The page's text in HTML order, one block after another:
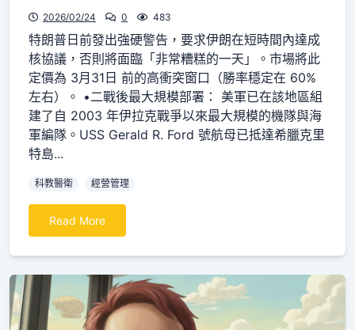
2026/02/24 0 483
特朗普日前發出強硬警告，要求伊朗在短時間內達成
核協議，否則將面臨「非常糟糕的一天」。市場將此
定價為 3月31日 前的高衝突窗口（勝率穩定在 60%
左右）。 •二戰後最大規模部署： 美軍已在該地區組
建了自 2003 年伊拉克戰爭以來最大規模的機隊與海
軍編隊。USS Gerald R. Ford 號航母已抵達希臘克里
特島...
科教醫衛 經營管理
Read More